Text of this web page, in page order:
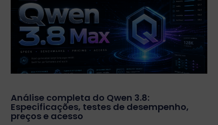
Análise completa do Qwen 3.8:
Especificações, testes de desempenho,
preços e acesso